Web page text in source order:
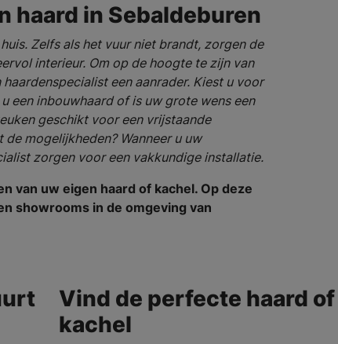
haard in Sebaldeburen
Zelfs als het vuur niet brandt, zorgen de
interieur. Om op de hoogte te zijn van
een aanrader. Kiest u voor
een inbouwhaard of is uw grote wens een
geschikt voor een vrijstaande
mogelijkheden? Wanneer u uw
zorgen voor een vakkundige installatie.
van uw eigen haard of kachel. Op deze
showrooms in de omgeving van
Vind de perfecte haard of
kachel